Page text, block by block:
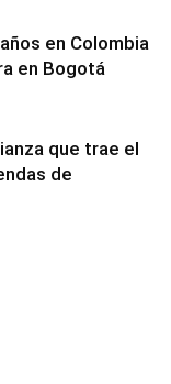
en Colombia
en Bogotá
que trae el
de